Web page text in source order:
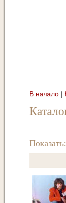
В начало |
Показать: